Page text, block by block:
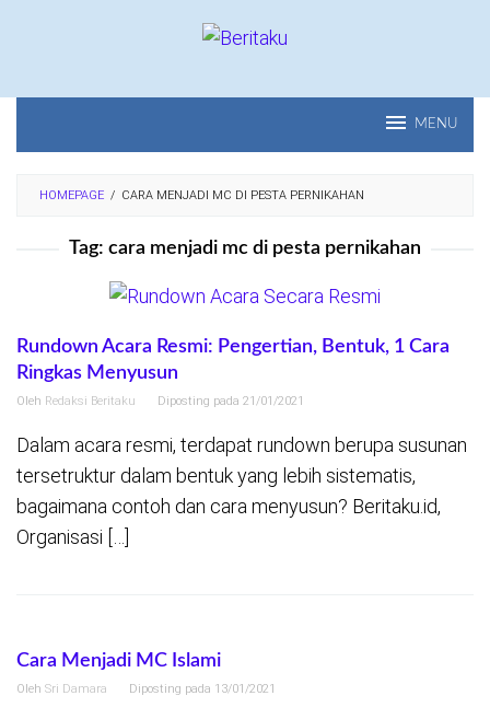
MENU
HOMEPAGE / CARA MENJADI MC DI PESTA PERNIKAHAN
Tag: cara menjadi mc di pesta pernikahan
Rundown Acara Resmi: Pengertian, Bentuk, 1 Cara
Ringkas Menyusun
Oleh Redaksi Beritaku Diposting pada 21/01/2021
Dalam acara resmi, terdapat rundown berupa susunan
tersetruktur dalam bentuk yang lebih sistematis,
bagaimana contoh dan cara menyusun? Beritaku.id,
Organisasi […]
Cara Menjadi MC Islami
Oleh Sri Damara Diposting pada 13/01/2021